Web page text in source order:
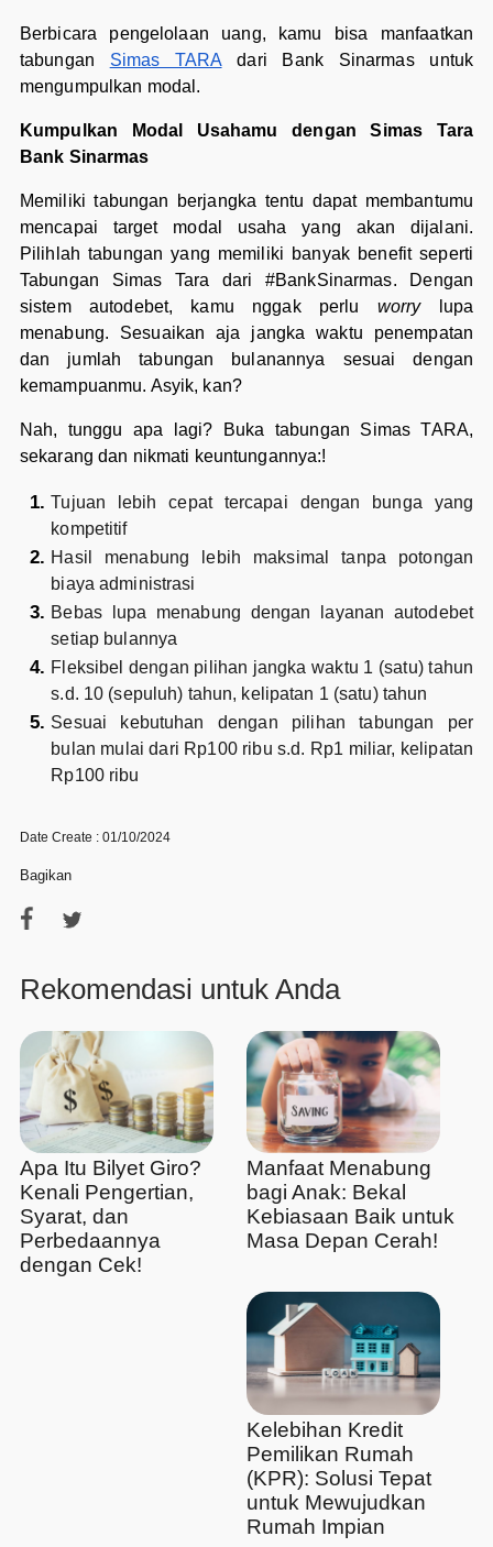
Berbicara pengelolaan uang, kamu bisa manfaatkan
tabungan Simas TARAdari Bank Sinarmas untuk
mengumpulkan modal.
Kumpulkan Modal Usahamu dengan Simas Tara
Bank Sinarmas
Memiliki tabungan berjangka tentu dapat membantumu
mencapai target modal usaha yang akan dijalani.
Pilihlah tabungan yang memiliki banyak benefit seperti
Tabungan Simas Tara dari #BankSinarmas. Dengan
sistem autodebet, kamu nggak perlu worrylupa
menabung. Sesuaikan aja jangka waktu penempatan
dan jumlah tabungan bulanannya sesuai dengan
kemampuanmu. Asyik, kan?
Nah, tunggu apa lagi? Buka tabungan Simas TARA,
sekarang dan nikmati keuntungannya:!
Tujuan lebih cepat tercapai dengan bunga yang
kompetitif
Hasil menabung lebih maksimal tanpa potongan
biaya administrasi
Bebas lupa menabung dengan layanan autodebet
setiap bulannya
Fleksibel dengan pilihan jangka waktu 1 (satu) tahun
s.d. 10 (sepuluh) tahun, kelipatan 1 (satu) tahun
Sesuai kebutuhan dengan pilihan tabungan per
bulan mulai dari Rp100 ribu s.d. Rp1 miliar, kelipatan
Rp100 ribu
Date Create : 01/10/2024
Bagikan
Rekomendasi untuk Anda
Apa Itu Bilyet Giro?
Kenali Pengertian,
Syarat, dan
Perbedaannya
dengan Cek!
Manfaat Menabung
bagi Anak: Bekal
Kebiasaan Baik untuk
Masa Depan Cerah!
Kelebihan Kredit
Pemilikan Rumah
(KPR): Solusi Tepat
untuk Mewujudkan
Rumah Impian